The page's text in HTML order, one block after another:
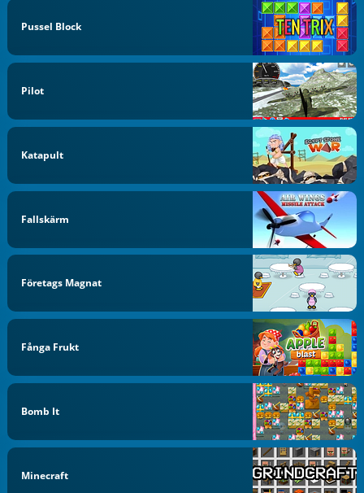
Pussel Block
Pilot
Katapult
Fallskärm
Företags Magnat
Fånga Frukt
Bomb It
Minecraft